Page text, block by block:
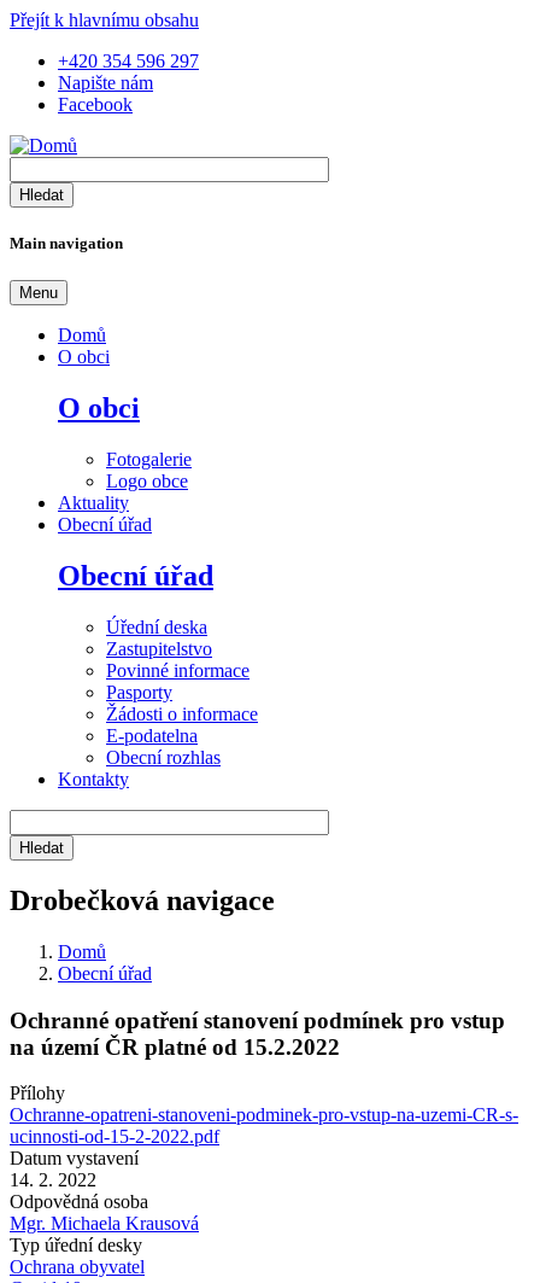
Přejít k hlavnímu obsahu
+420 354 596 297
Napište nám
Facebook
Main navigation
Menu
Domů
O obci
O obci
Fotogalerie
Logo obce
Aktuality
Obecní úřad
Obecní úřad
Úřední deska
Zastupitelstvo
Povinné informace
Pasporty
Žádosti o informace
E-podatelna
Obecní rozhlas
Kontakty
Drobečková navigace
Domů
Obecní úřad
Ochranné opatření stanovení podmínek pro vstup
na území ČR platné od 15.2.2022
Přílohy
Ochranne-opatreni-stanoveni-podminek-pro-vstup-na-uzemi-CR-s-
ucinnosti-od-15-2-2022.pdf
Datum vystavení
14. 2. 2022
Odpovědná osoba
Mgr. Michaela Krausová
Typ úřední desky
Ochrana obyvatel